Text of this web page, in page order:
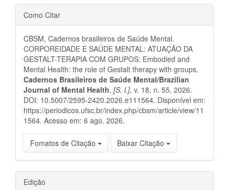
Detalhes
do
artigo
Como Citar
CBSM, Cadernos brasileiros de Saúde Mental.
CORPOREIDADE E SAÚDE MENTAL: ATUAÇÃO DA
GESTALT-TERAPIA COM GRUPOS: Embodied and
Mental Health: the role of Gestalt therapy with groups.
Cadernos Brasileiros de Saúde Mental/Brazilian
Journal of Mental Health, [S. l.], v. 18, n. 55, 2026.
DOI: 10.5007/2595-2420.2026.e111564. Disponível em:
https://periodicos.ufsc.br/index.php/cbsm/article/view/11
1564. Acesso em: 6 ago. 2026.
Fomatos de Citação Baixar Citação
Edição